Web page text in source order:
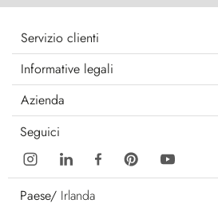
Servizio clienti
Informative legali
Azienda
Seguici
Paese/ Irlanda